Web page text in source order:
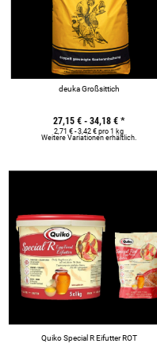
deuka Großsittich
27,15 € - 34,18 € *
2,71 € - 3,42 € pro 1 kg
Weitere Variationen erhältlich.
Quiko Special R Eifutter ROT